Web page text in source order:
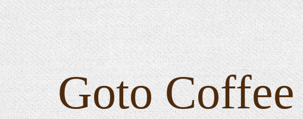
Goto Coffee